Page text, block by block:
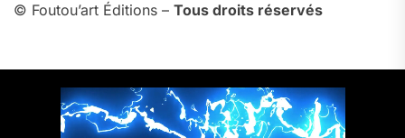
© Foutou’art Éditions – Tous droits réservés